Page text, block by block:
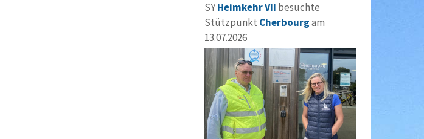
SYHeimkehr VII besuchte
Stützpunkt Cherbourgam
13.07.2026